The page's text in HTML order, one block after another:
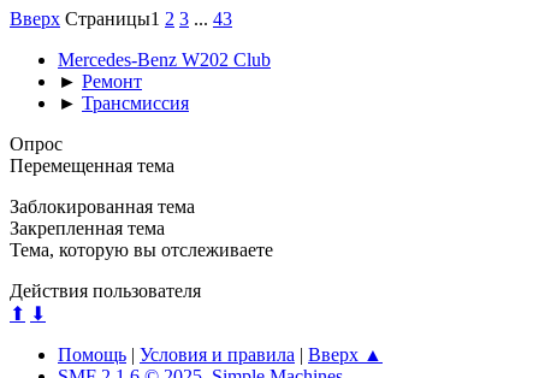
Вверх Страницы1 2 3 ... 43
Mercedes-Benz W202 Club
► Ремонт
► Трансмиссия
Опрос
Перемещенная тема
Заблокированная тема
Закрепленная тема
Тема, которую вы отслеживаете
Действия пользователя
⬆ ⬇
Помощь | Условия и правила | Вверх ▲